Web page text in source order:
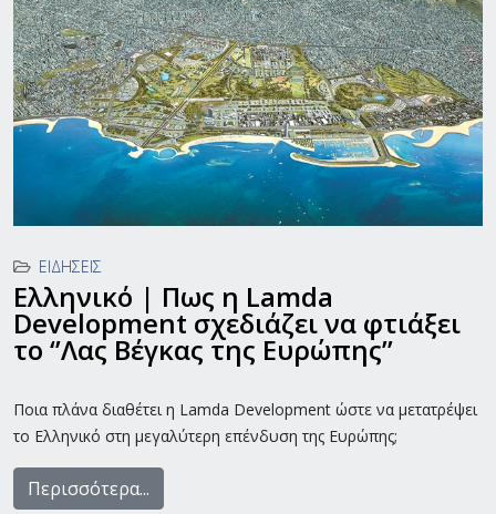
ΕΙΔΉΣΕΙΣ
Ελληνικό | Πως η Lamda
Development σχεδιάζει να φτιάξει
το ‘’Λας Βέγκας της Ευρώπης’’
Ποια πλάνα διαθέτει η Lamda Development ώστε να μετατρέψει
το Ελληνικό στη μεγαλύτερη επένδυση της Ευρώπης;
Περισσότερα...